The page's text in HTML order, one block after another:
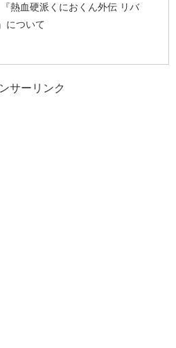
熱血硬派くにおくん外伝 リバ
について
サーリンク